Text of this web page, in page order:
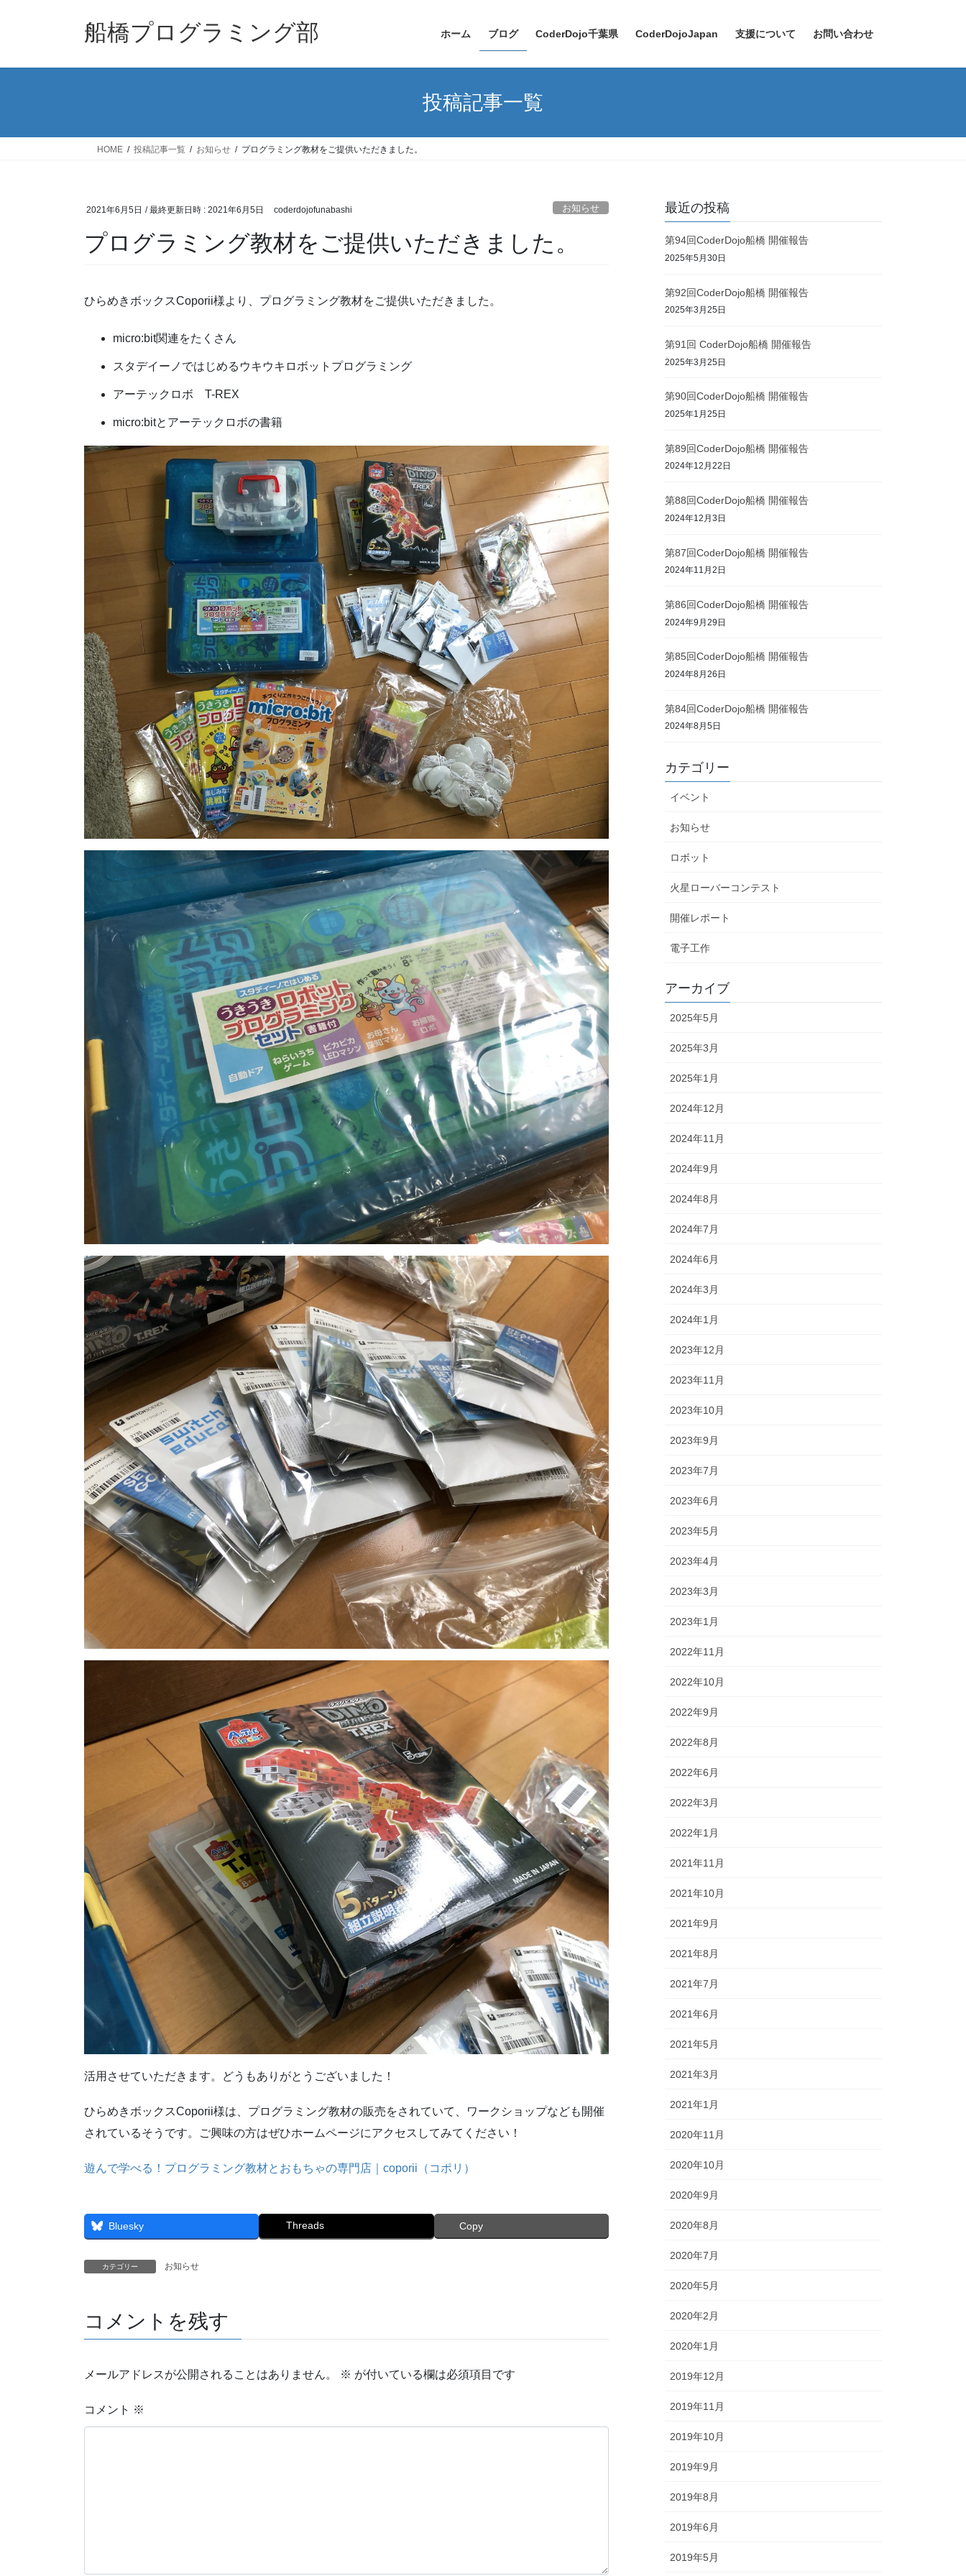
船橋プログラミング部 ホーム ブログ CoderDojo千葉県 CoderDojoJapan 支援について お問い合わせ
投稿記事一覧
HOME 投稿記事一覧 お知らせ プログラミング教材をご提供いただきました。
2021年6月5日 / 最終更新日時 : 2021年6月5日 coderdojofunabashi お知らせ
プログラミング教材をご提供いただきました。
ひらめきボックスCoporii様より、プログラミング教材をご提供いただきました。
micro:bit関連をたくさん
スタデイーノではじめるウキウキロボットプログラミング
アーテックロボ T-REX
micro:bitとアーテックロボの書籍
活用させていただきます。どうもありがとうございました！
ひらめきボックスCoporii様は、プログラミング教材の販売をされていて、ワークショップなども開催
されているそうです。ご興味の方はぜひホームページにアクセスしてみてください！
遊んで学べる！プログラミング教材とおもちゃの専門店｜coporii（コポリ）
Bluesky Threads Copy
カテゴリー お知らせ
コメントを残す
メールアドレスが公開されることはありません。 ※ が付いている欄は必須項目です
コメント ※
最近の投稿
第94回CoderDojo船橋 開催報告
2025年5月30日
第92回CoderDojo船橋 開催報告
2025年3月25日
第91回 CoderDojo船橋 開催報告
2025年3月25日
第90回CoderDojo船橋 開催報告
2025年1月25日
第89回CoderDojo船橋 開催報告
2024年12月22日
第88回CoderDojo船橋 開催報告
2024年12月3日
第87回CoderDojo船橋 開催報告
2024年11月2日
第86回CoderDojo船橋 開催報告
2024年9月29日
第85回CoderDojo船橋 開催報告
2024年8月26日
第84回CoderDojo船橋 開催報告
2024年8月5日
カテゴリー
イベント
お知らせ
ロボット
火星ローバーコンテスト
開催レポート
電子工作
アーカイブ
2025年5月
2025年3月
2025年1月
2024年12月
2024年11月
2024年9月
2024年8月
2024年7月
2024年6月
2024年3月
2024年1月
2023年12月
2023年11月
2023年10月
2023年9月
2023年7月
2023年6月
2023年5月
2023年4月
2023年3月
2023年1月
2022年11月
2022年10月
2022年9月
2022年8月
2022年6月
2022年3月
2022年1月
2021年11月
2021年10月
2021年9月
2021年8月
2021年7月
2021年6月
2021年5月
2021年3月
2021年1月
2020年11月
2020年10月
2020年9月
2020年8月
2020年7月
2020年5月
2020年2月
2020年1月
2019年12月
2019年11月
2019年10月
2019年9月
2019年8月
2019年6月
2019年5月